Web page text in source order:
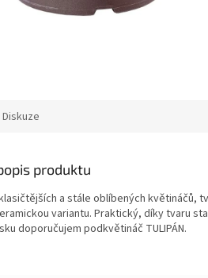
Diskuze
produktu
a stále oblíbených květináčů,
variantu. Praktický, díky tvaru
doporučujem podkvětináč TULIPÁN.